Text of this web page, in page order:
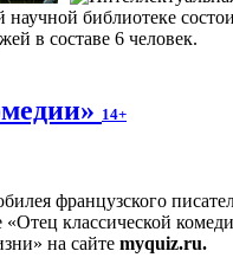
библиотеке
в составе 6 человек.
14+
французского
классической
на сайте myquiz.ru.